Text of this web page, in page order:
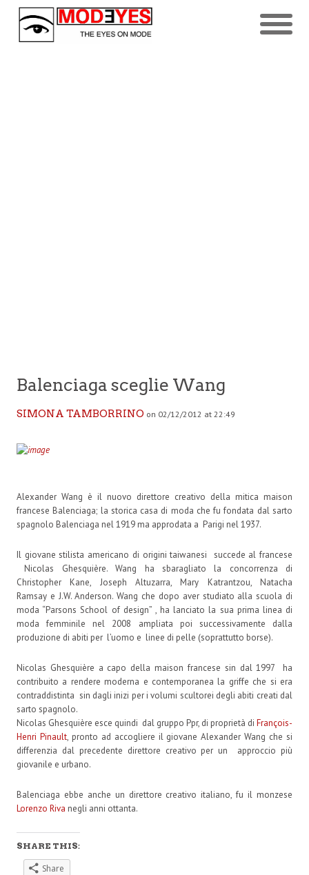
Balenciaga sceglie Wang
SIMONA TAMBORRINO on 02/12/2012 at 22:49
Alexander Wang è il nuovo direttore creativo della mitica maison
francese Balenciaga; la storica casa di moda che fu fondata dal sarto
spagnolo Balenciaga nel 1919 ma approdata a Parigi nel 1937.
Il giovane stilista americano di origini taiwanesi succede al francese
Nicolas Ghesquière. Wang ha sbaragliato la concorrenza di
Christopher Kane, Joseph Altuzarra, Mary Katrantzou, Natacha
Ramsay e J.W. Anderson. Wang che dopo aver studiato alla scuola di
moda “Parsons School of design” , ha lanciato la sua prima linea di
moda femminile nel 2008 ampliata poi successivamente dalla
produzione di abiti per l’uomo e linee di pelle (soprattutto borse).
Nicolas Ghesquière a capo della maison francese sin dal 1997 ha
contribuito a rendere moderna e contemporanea la griffe che si era
contraddistinta sin dagli inizi per i volumi scultorei degli abiti creati dal
sarto spagnolo.
Nicolas Ghesquière esce quindi dal gruppo Ppr, di proprietà di François-
Henri Pinault, pronto ad accogliere il giovane Alexander Wang che si
differenzia dal precedente direttore creativo per un approccio più
giovanile e urbano.
Balenciaga ebbe anche un direttore creativo italiano, fu il monzese
Lorenzo Riva negli anni ottanta.
SHARE THIS:
Share